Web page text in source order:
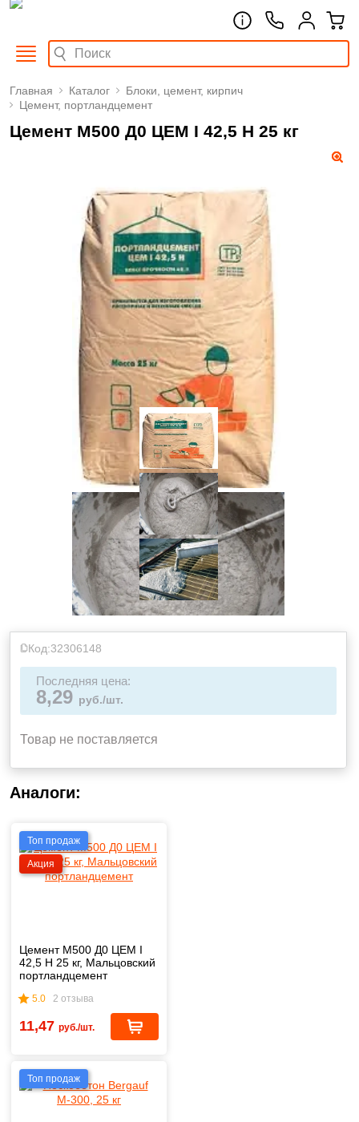
Главная Каталог
Блоки, цемент, кирпич
Цемент, портландцемент
Цемент М500 Д0 ЦЕМ I 42,5 Н 25 кг
Код:32306148
Последняя цена:
8,29 руб./шт.
Товар не поставляется
Аналоги:
Топ продаж
Акция
Цемент М500 Д0 ЦЕМ I
42,5 Н 25 кг, Мальцовский
портландцемент
5.0 2 отзыва
11,47 руб./шт.
Топ продаж